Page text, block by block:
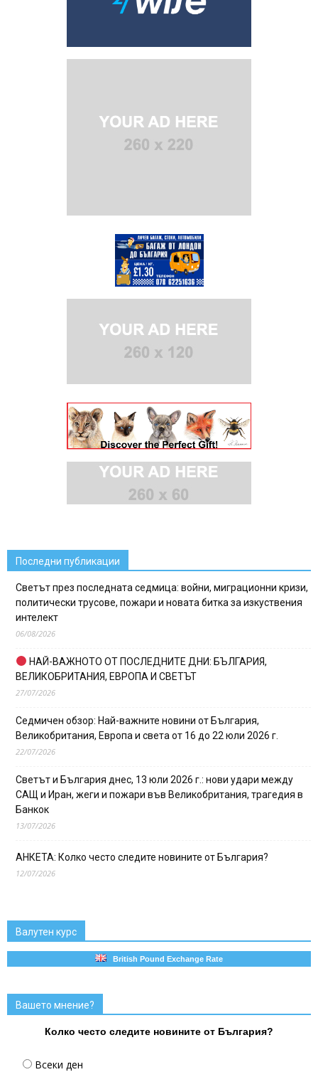
Последни публикации
Светът през последната седмица: войни, миграционни кризи,
политически трусове, пожари и новата битка за изкуствения
интелект
06/08/2026
НАЙ-ВАЖНОТО ОТ ПОСЛЕДНИТЕ ДНИ: БЪЛГАРИЯ,
ВЕЛИКОБРИТАНИЯ, ЕВРОПА И СВЕТЪТ
27/07/2026
Седмичен обзор: Най-важните новини от България,
Великобритания, Европа и света от 16 до 22 юли 2026 г.
22/07/2026
Светът и България днес, 13 юли 2026 г.: нови удари между
САЩ и Иран, жеги и пожари във Великобритания, трагедия в
Банкок
13/07/2026
АНКЕТА: Колко често следите новините от България?
12/07/2026
Валутен курс
British Pound Exchange Rate
Вашето мнение?
Колко често следите новините от България?
Всеки ден